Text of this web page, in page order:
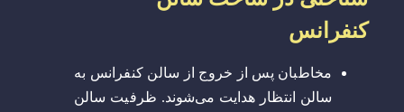
کنفرانس
مخاطبان پس از خروج از سالن کنفرانس به
سالن انتظار هدایت می‌شوند. ظرفیت سالن